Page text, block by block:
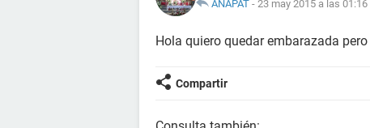
ANAPAT - 23 may 2015 a las 01:16
Hola quiero quedar embarazada
Compartir